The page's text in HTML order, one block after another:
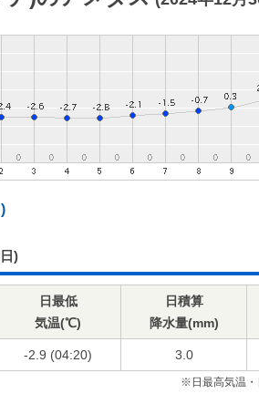
)
日最低
気温(℃)
日積算
降水量(mm)
-2.9 (04:20) 3.0
※日最高気温・